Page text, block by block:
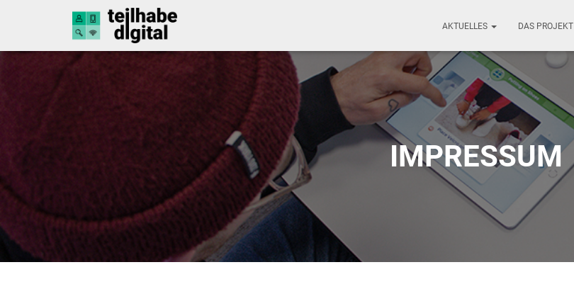
AKTUELLES DAS PROJEKT
IMPRESSUM